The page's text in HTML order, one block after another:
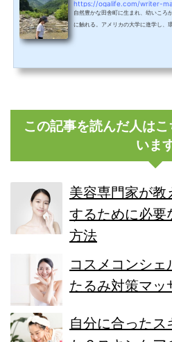
https://ogalife.com/writer-
自然豊かな田舎町に生まれ、幼いころ
に触れる。アメリカの大学に進学し、
なく心の健康も保てるよう、日々自分
この記事を読んだ人は
いま
美容専門家が教
するために必要
方法
コスメコンシ
たるみ対策マッ
自分に合ったス